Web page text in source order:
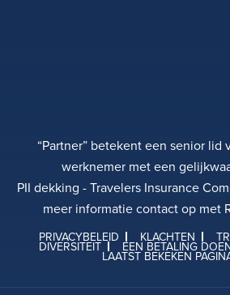
“Partner” betekent een senior lid
werknemer met een
PII dekking - Travelers Insurance
meer informatie contact op met
PRIVACYBELEID KLACHTEN
DIVERSITEIT EEN BETALING
LAATST BEKEKEN